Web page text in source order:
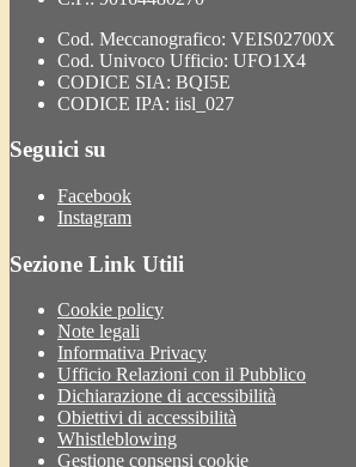
Cod. Meccanografico: VEIS02700X
Cod. Univoco Ufficio: UFO1X4
CODICE SIA: BQI5E
CODICE IPA: iisl_027
Seguici su
Facebook
Instagram
Sezione Link Utili
Cookie policy
Note legali
Informativa Privacy
Ufficio Relazioni con il Pubblico
Dichiarazione di accessibilità
Obiettivi di accessibilità
Whistleblowing
Gestione consensi cookie